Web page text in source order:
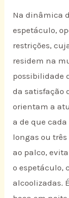
Na dinâmica
espetáculo,
restrições,
residem na
possibilidade
da satisfação
orientam a
a de que
longas ou
ao palco,
o espetáculo,
alcoolizadas.